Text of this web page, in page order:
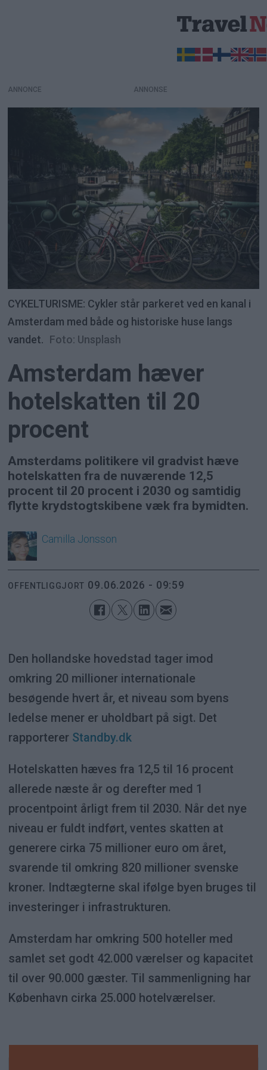
ANNONCE
CYKELTURISME: Cykler står parkeret ved en kanal i
Amsterdam med både og historiske huse langs
vandet. Foto: Unsplash
Amsterdam hæver
hotelskatten til 20
procent
Amsterdams politikere vil gradvist hæve
hotelskatten fra de nuværende 12,5
procent til 20 procent i 2030 og samtidig
flytte krydstogtskibene væk fra bymidten.
Camilla Jonsson
OFFENTLIGGJORT 09.06.2026 - 09:59
Den hollandske hovedstad tager imod
omkring 20 millioner internationale
besøgende hvert år, et niveau som byens
ledelse mener er uholdbart på sigt. Det
rapporterer Standby.dk
Hotelskatten hæves fra 12,5 til 16 procent
allerede næste år og derefter med 1
procentpoint årligt frem til 2030. Når det nye
niveau er fuldt indført, ventes skatten at
generere cirka 75 millioner euro om året,
svarende til omkring 820 millioner svenske
kroner. Indtægterne skal ifølge byen bruges til
investeringer i infrastrukturen.
Amsterdam har omkring 500 hoteller med
samlet set godt 42.000 værelser og kapacitet
til over 90.000 gæster. Til sammenligning har
København cirka 25.000 hotelværelser.